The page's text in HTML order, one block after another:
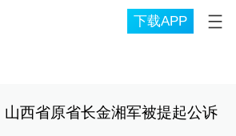
下载APP
山西省原省长金湘军被提起公诉